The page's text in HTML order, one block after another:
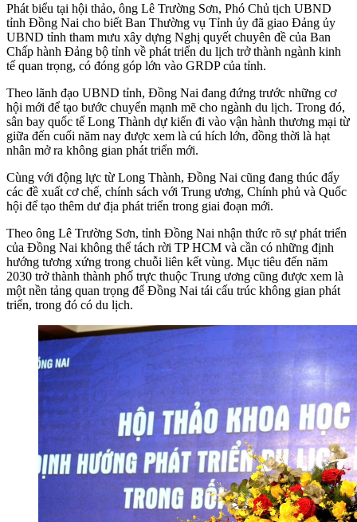
Phát biểu tại hội thảo, ông Lê Trường Sơn, Phó Chủ tịch UBND
tỉnh Đồng Nai cho biết Ban Thường vụ Tỉnh ủy đã giao Đảng ủy
UBND tỉnh tham mưu xây dựng Nghị quyết chuyên đề của Ban
Chấp hành Đảng bộ tỉnh về phát triển du lịch trở thành ngành kinh
tế quan trọng, có đóng góp lớn vào GRDP của tỉnh.
Theo lãnh đạo UBND tỉnh, Đồng Nai đang đứng trước những cơ
hội mới để tạo bước chuyển mạnh mẽ cho ngành du lịch. Trong đó,
sân bay quốc tế Long Thành dự kiến đi vào vận hành thương mại từ
giữa đến cuối năm nay được xem là cú hích lớn, đồng thời là hạt
nhân mở ra không gian phát triển mới.
Cùng với động lực từ Long Thành, Đồng Nai cũng đang thúc đẩy
các đề xuất cơ chế, chính sách với Trung ương, Chính phủ và Quốc
hội để tạo thêm dư địa phát triển trong giai đoạn mới.
Theo ông Lê Trường Sơn, tỉnh Đồng Nai nhận thức rõ sự phát triển
của Đồng Nai không thể tách rời TP HCM và cần có những định
hướng tương xứng trong chuỗi liên kết vùng. Mục tiêu đến năm
2030 trở thành thành phố trực thuộc Trung ương cũng được xem là
một nền tảng quan trọng để Đồng Nai tái cấu trúc không gian phát
triển, trong đó có du lịch.